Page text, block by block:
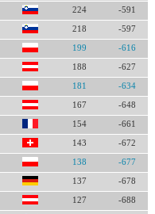
224 -591
218 -597
199 -616
188 -627
181 -634
167 -648
154 -661
143 -672
138 -677
137 -678
127 -688